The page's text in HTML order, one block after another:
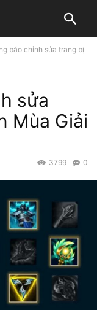
báo chỉnh sửa trang bị
sửa
Mùa Giải
0
3799